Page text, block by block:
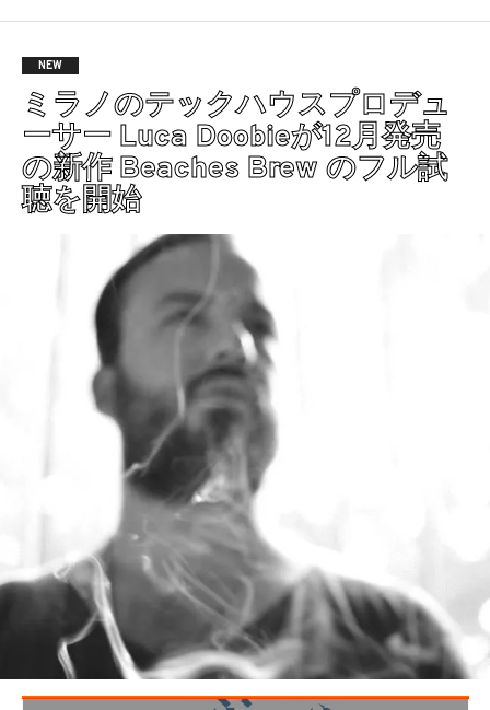
NEW
ミラノのテックハウスプロデュ
ーサー Luca Doobieが12月発売
の新作 Beaches Brew のフル試
聴を開始